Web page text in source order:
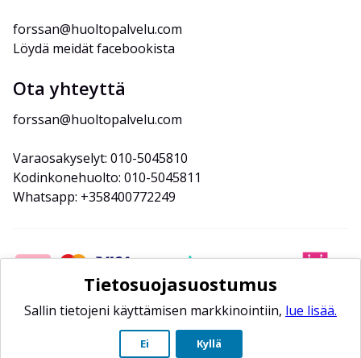
forssan@huoltopalvelu.com
Löydä meidät facebookista
Ota yhteyttä
forssan@huoltopalvelu.com
Varaosakyselyt: 010-5045810
Kodinkonehuolto: 010-5045811
Whatsapp: +358400772249
Tietosuojasuostumus
Sallin tietojeni käyttämisen markkinointiin, lue lisää.
Ei Kyllä